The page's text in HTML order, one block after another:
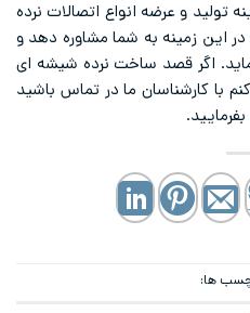
تولید و عرضه انواع اتصالات نرده
این زمینه به شما مشاوره دهد و
اگر قصد ساخت نرده شیشه ای
با کارشناسان ما در تماس باشید
ها: